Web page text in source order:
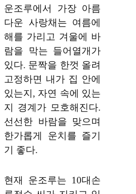
운조루에서 가장 아름
다운 사랑채는 여름에
해를 가리고 겨울에 바
람을 막는 들어열개가
있다. 문짝을 한껏 올려
고정하면 내가 집 안에
있는지, 자연 속에 있는
지 경계가 모호해진다.
선선한 바람을 맞으며
한가롭게 운치를 즐기
기 좋다.
현재 운조루는 10대손